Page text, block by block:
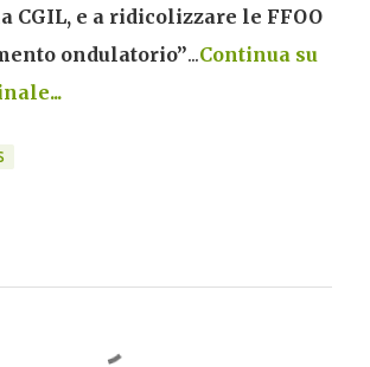
CGIL, e a ridicolizzare le FFOO
ondulatorio”...Continua su